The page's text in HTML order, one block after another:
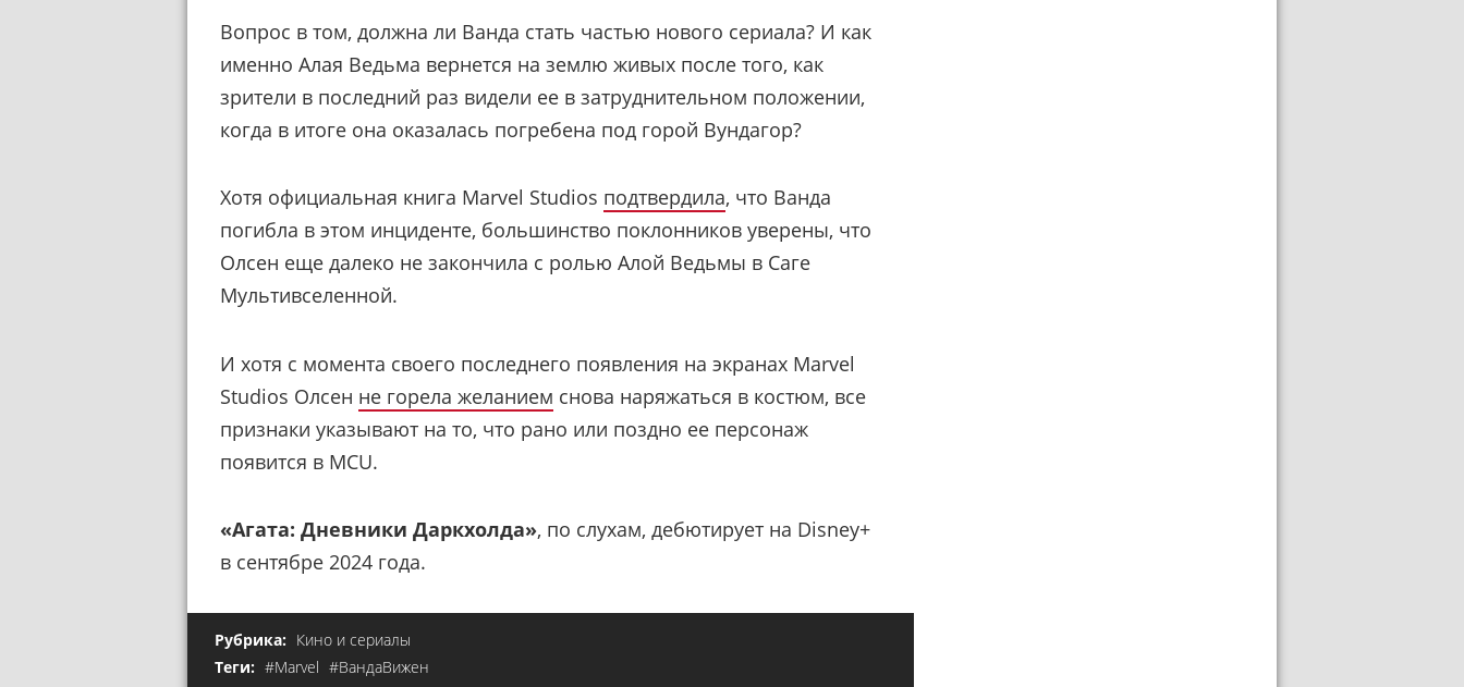
Вопрос в том, должна ли Ванда стать частью нового сериала? И как
именно Алая Ведьма вернется на землю живых после того, как
зрители в последний раз видели ее в затруднительном положении,
когда в итоге она оказалась погребена под горой Вундагор?
Хотя официальная книга Marvel Studios подтвердила, что Ванда
погибла в этом инциденте, большинство поклонников уверены, что
Олсен еще далеко не закончила с ролью Алой Ведьмы в Саге
Мультивселенной.
И хотя с момента своего последнего появления на экранах Marvel
Studios Олсен не горела желанием снова наряжаться в костюм, все
признаки указывают на то, что рано или поздно ее персонаж
появится в MCU.
«Агата: Дневники Даркхолда», по слухам, дебютирует на Disney+
в сентябре 2024 года.
Рубрика: Кино и сериалы
Теги: #Marvel #ВандаВижен